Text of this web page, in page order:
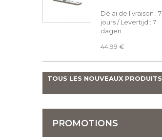
Délai de livraison : 7
jours / Levertijd : 7
dagen
44,99 €
TOUS LES NOUVEAUX PRODUITS
PROMOTIONS